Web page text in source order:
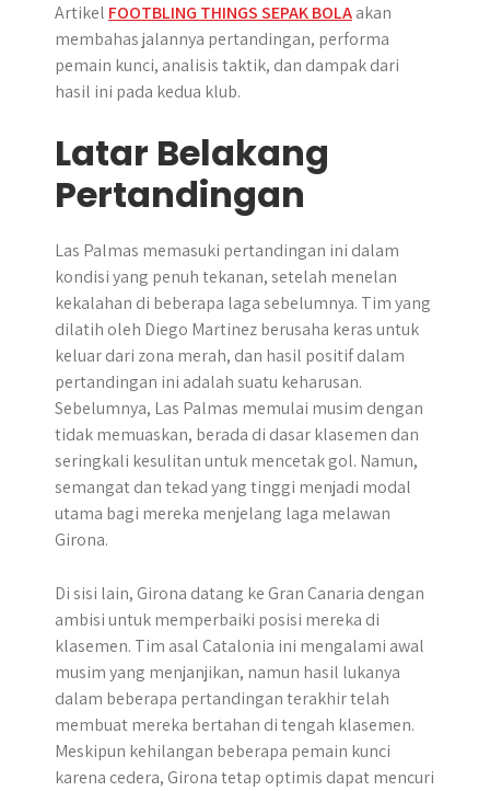
Artikel FOOTBLING THINGS SEPAK BOLAakan
membahas jalannya pertandingan, performa
pemain kunci, analisis taktik, dan dampak dari
hasil ini pada kedua klub.
Latar Belakang
Pertandingan
Las Palmas memasuki pertandingan ini dalam
kondisi yang penuh tekanan, setelah menelan
kekalahan di beberapa laga sebelumnya. Tim yang
dilatih oleh Diego Martinez berusaha keras untuk
keluar dari zona merah, dan hasil positif dalam
pertandingan ini adalah suatu keharusan.
Sebelumnya, Las Palmas memulai musim dengan
tidak memuaskan, berada di dasar klasemen dan
seringkali kesulitan untuk mencetak gol. Namun,
semangat dan tekad yang tinggi menjadi modal
utama bagi mereka menjelang laga melawan
Girona.
Di sisi lain, Girona datang ke Gran Canaria dengan
ambisi untuk memperbaiki posisi mereka di
klasemen. Tim asal Catalonia ini mengalami awal
musim yang menjanjikan, namun hasil lukanya
dalam beberapa pertandingan terakhir telah
membuat mereka bertahan di tengah klasemen.
Meskipun kehilangan beberapa pemain kunci
karena cedera, Girona tetap optimis dapat mencuri